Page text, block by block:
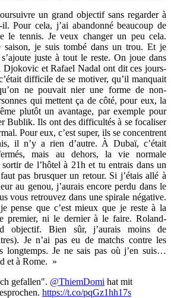
un grand objectif sans regarder à
Pour cela, j’ai abandonné beaucoup de
le tennis. Je veux changer un peu cela.
je suis tombé dans un trou. Et je
juste à tout le reste. On joue dans
Djokovic et Rafael Nadal ont dit ces jours-
difficile de se motiver, qu’il manquait
ne pouvait nier une forme de non-
qui mettent ça de côté, pour eux, la
plutôt un avantage, par exemple pour
Bublik. Ils ont des difficultés à se focaliser
Pour eux, c’est super, ils se concentrent
il n’y a rien d’autre. À Dubaï, c’était
mais au dehors, la vie normale
de l’hôtel à 21h et tu entrais dans un
pas brusquer un retour. Si j’étais allé à
au genou, j’aurais encore perdu dans le
vous retrouvez dans une spirale négative.
pense que c’est mieux que je reste à la
premier, ni le dernier à le faire. Roland-
objectif. Bien sûr, j’aurais moins de
Je n’ai pas eu de matchs contre les
longtemps. Je ne sais pas où j’en suis…
et à Rome. »
gefallen". @ThiemDomi hat mit
https://t.co/pqGz1hh17s